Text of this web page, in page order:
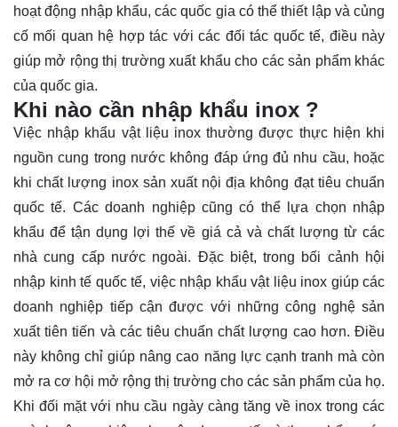
hoạt động nhập khẩu, các quốc gia có thể thiết lập và củng
cố mối quan hệ hợp tác với các đối tác quốc tế, điều này
giúp mở rộng thị trường xuất khẩu cho các sản phẩm khác
của quốc gia.
Khi nào cần nhập khẩu inox ?
Việc nhập khẩu vật liệu inox thường được thực hiện khi
nguồn cung trong nước không đáp ứng đủ nhu cầu, hoặc
khi chất lượng inox sản xuất nội địa không đạt tiêu chuẩn
quốc tế. Các doanh nghiệp cũng có thể lựa chọn nhập
khẩu để tận dụng lợi thế về giá cả và chất lượng từ các
nhà cung cấp nước ngoài. Đặc biệt, trong bối cảnh hội
nhập kinh tế quốc tế, việc nhập khẩu vật liệu inox giúp các
doanh nghiệp tiếp cận được với những công nghệ sản
xuất tiên tiến và các tiêu chuẩn chất lượng cao hơn. Điều
này không chỉ giúp nâng cao năng lực cạnh tranh mà còn
mở ra cơ hội mở rộng thị trường cho các sản phẩm của họ.
Khi đối mặt với nhu cầu ngày càng tăng về inox trong các